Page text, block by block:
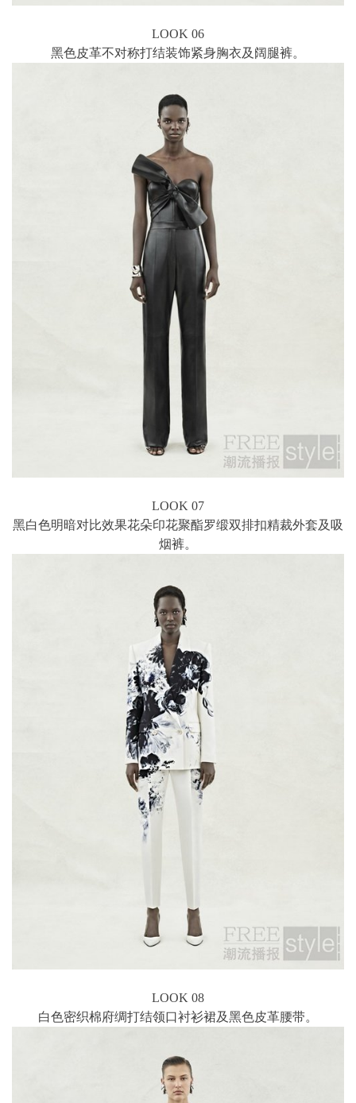
LOOK 06
黑色皮革不对称打结装饰紧身胸衣及阔腿裤。
LOOK 07
黑白色明暗对比效果花朵印花聚酯罗缎双排扣精裁外套及吸
烟裤。
LOOK 08
白色密织棉府绸打结领口衬衫裙及黑色皮革腰带。